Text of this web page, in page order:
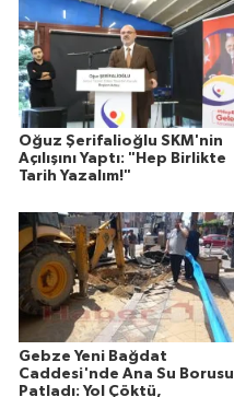
Oğuz Şerifalioğlu SKM'nin
Açılışını Yaptı: "Hep Birlikte
Tarih Yazalım!"
Gebze Yeni Bağdat
Caddesi'nde Ana Su Borusu
Patladı: Yol Çöktü,